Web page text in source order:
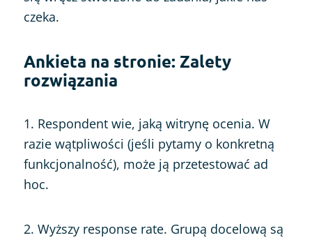
czeka.
Ankieta na stronie: Zalety
rozwiązania
1. Respondent wie, jaką witrynę ocenia. W
razie wątpliwości (jeśli pytamy o konkretną
funkcjonalność), może ją przetestować ad
hoc.
2. Wyższy response rate. Grupą docelową są